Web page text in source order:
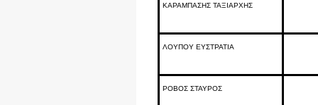
ΚΑΡΑΜΠΑΣΗΣ ΤΑΞΙΑΡΧΗΣ
ΛΟΥΠΟΥ ΕΥΣΤΡΑΤΙΑ
ΡΟΒΟΣ ΣΤΑΥΡΟΣ